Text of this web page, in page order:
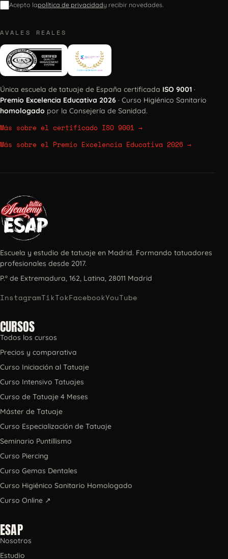
Acepto lapolítica de privacidady recibir novedades.
AVALES REALES
Única escuela de tatuaje de España certificada ISO 9001 ·
Premio Excelencia Educativa 2026 · Curso Higiénico Sanitario
homologado por la Consejería de Sanidad.
Más sobre el certificado ISO 9001 →
Más sobre el Premio Excelencia Educativa 2026 →
Escuela y estudio de tatuaje en Madrid. Formando tatuadores
profesionales desde 2017.
P.º de Extremadura, 162, Latina, 28011 Madrid
InstagramTikTokFacebookYouTube
CURSOS
Todos los cursos
Precios y comparativa
Curso Iniciación al Tatuaje
Curso Intensivo Tatuajes
Curso de Tatuaje 4 Meses
Máster de Tatuaje
Curso Especialización de Tatuaje
Seminario Puntillismo
Curso Piercing
Curso Gemas Dentales
Curso Higiénico Sanitario Homologado
Curso Online ↗
ESAP
Nosotros
Estudio